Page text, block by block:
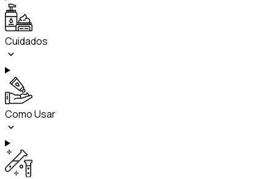
Cuidados
Como Usar